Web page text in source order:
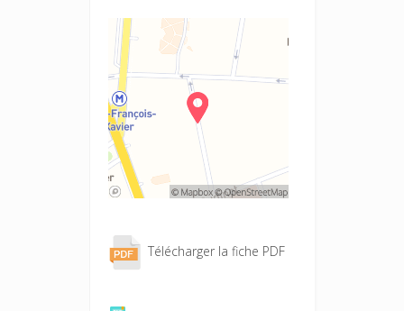
Télécharger la fiche PDF